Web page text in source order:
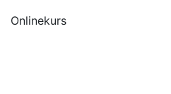
Onlinekurs